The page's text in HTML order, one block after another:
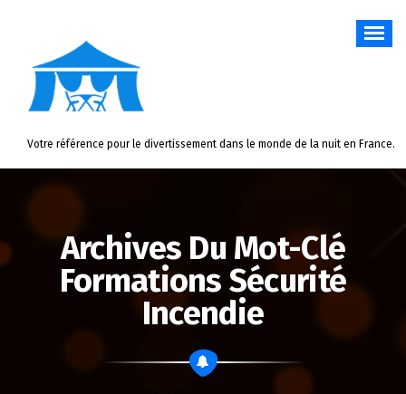
Votre référence pour le divertissement dans le monde de la nuit en France.
Archives Du Mot-Clé
Formations Sécurité
Incendie